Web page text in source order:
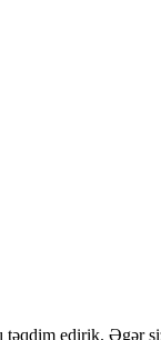
təqdim edirik. Əgər